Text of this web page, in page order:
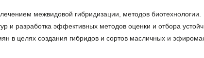
межвидовой гибридизации, методов биотехнологии.
и разработка эффективных методов оценки и отбора
в целях создания гибридов и сортов масличных и